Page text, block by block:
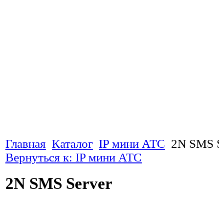
Главная Каталог IP мини АТС 2N SMS
Вернуться к: IP мини АТС
2N SMS Server